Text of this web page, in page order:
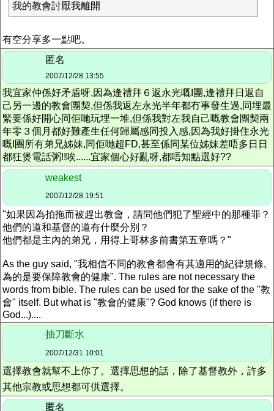
我的教會討厭我離開
有空分享多一點吧。
匿名
2007/12/28 13:55
我宜家仲係好矛盾呀,因為逢禮拜６返永光嘅I團,逢禮拜日返自
己另一邊的教會團契,但係我返左永光半年都冇事發生過,同埋最
緊要係好開心同佢哋玩埋一堆,但係我對左我自己嘅教會團契兩
年零３個月都好難產生任何歸屬感同投入感,因為我好掛住永光
嘅I團所有弟兄姊妹,同佢哋超FD,甚至係同某位姊妹差唔多日日
都狂煲電話粥!!唉......宜家個心好亂呀,都唔知點選好??
weakest
2007/12/28 19:51
"如果因為拍拖而被趕出教會，請問他們犯了聖經中的那種罪？
他們的道和基督的道有什麼分別？
他們都是主內的弟兄，用得上哥林多前書第五章嗎？"
As the guy said, "我相信不同的教會都會有其適用的紀律規條,
為的是要保障教會的健康". The rules are not necessary the
words from bible. The rules can be used for the sake of the "教
會" itself. But what is "教會的健康"? God knows (if there is
God...)....
抽刀斷水
2007/12/31 10:01
選擇教會就幫不上你了。選擇思想的話，除了基督教外，許多
其他宗教或思想都可供選擇。
匿名